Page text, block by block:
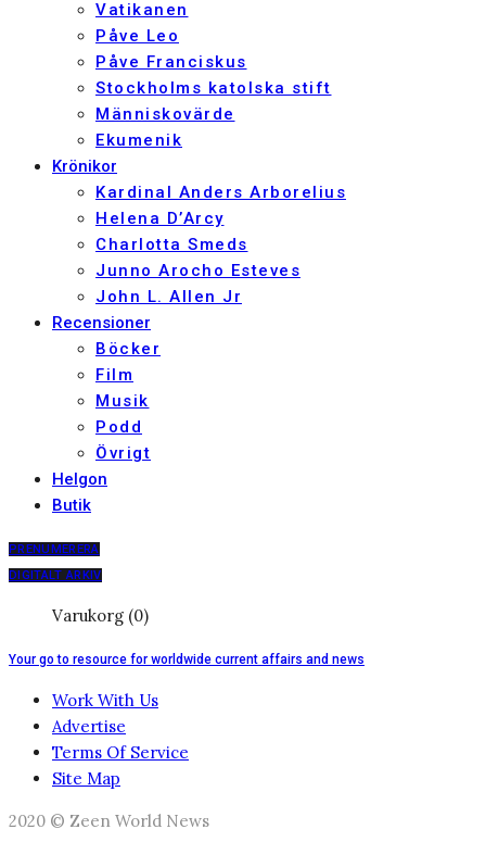
Vatikanen
Påve Leo
Påve Franciskus
Stockholms katolska stift
Människovärde
Ekumenik
Krönikor
Kardinal Anders Arborelius
Helena D’Arcy
Charlotta Smeds
Junno Arocho Esteves
John L. Allen Jr
Recensioner
Böcker
Film
Musik
Podd
Övrigt
Helgon
Butik
PRENUMERERA
DIGITALT ARKIV
Varukorg (0)
Your go to resource for worldwide current affairs and news
Work With Us
Advertise
Terms Of Service
Site Map
2020 © Zeen World News